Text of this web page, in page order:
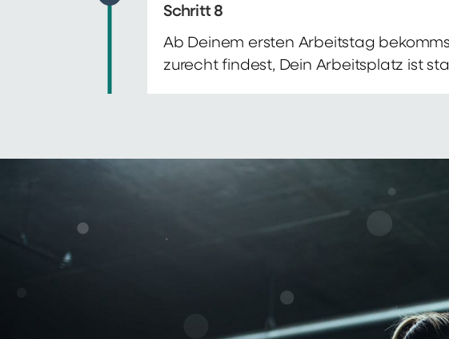
Schritt 8
Ab Deinem ersten Arbeitstag
zurecht findest, Dein Arbeitsplatz ist